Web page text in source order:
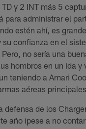
y 2 INT más 5
para administrar el
estén ahí, es
confianza en el
no sería una
hombros en un ida y
teniendo a Amari
aéreas principales.
defensa de los
año (pese a no